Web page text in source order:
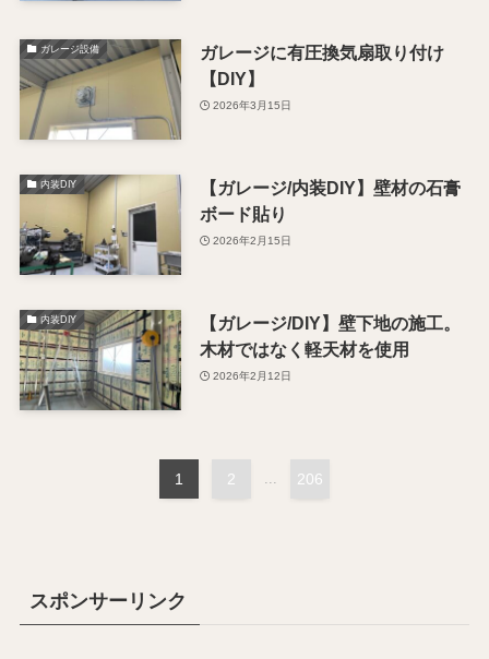
ガレージ設備
ガレージに有圧換気扇取り付け
【DIY】
2026年3月15日
内装DIY
【ガレージ/内装DIY】壁材の石膏
ボード貼り
2026年2月15日
内装DIY
【ガレージ/DIY】壁下地の施工。
木材ではなく軽天材を使用
2026年2月12日
1 2 ... 206
スポンサーリンク